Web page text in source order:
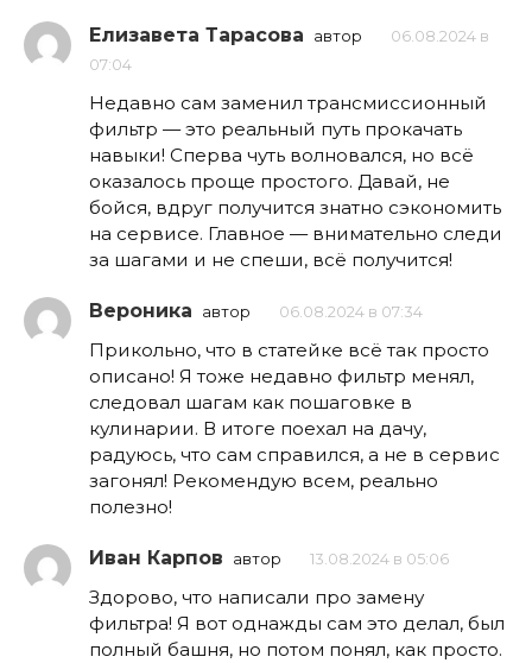
Елизавета Тарасова автор
06.08.2024 в
07:04
Недавно сам заменил трансмиссионный
фильтр — это реальный путь прокачать
навыки! Сперва чуть волновался, но всё
оказалось проще простого. Давай, не
бойся, вдруг получится знатно сэкономить
на сервисе. Главное — внимательно следи
за шагами и не спеши, всё получится!
Вероника автор 06.08.2024 в 07:34
Прикольно, что в статейке всё так просто
описано! Я тоже недавно фильтр менял,
следовал шагам как пошаговке в
кулинарии. В итоге поехал на дачу,
радуюсь, что сам справился, а не в сервис
загонял! Рекомендую всем, реально
полезно!
Иван Карпов автор 13.08.2024 в 05:06
Здорово, что написали про замену
фильтра! Я вот однажды сам это делал, был
полный башня, но потом понял, как просто.